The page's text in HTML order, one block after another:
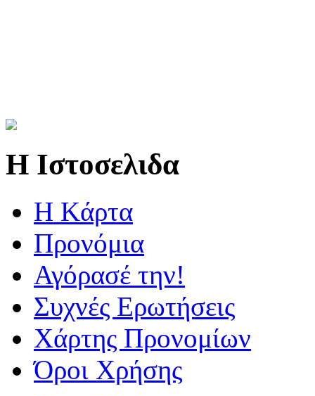
Η Ιστοσελιδα
Η Kάρτα
Προνόμια
Αγόρασέ την!
Συχνές Ερωτήσεις
Χάρτης Προνομίων
Όροι Χρήσης